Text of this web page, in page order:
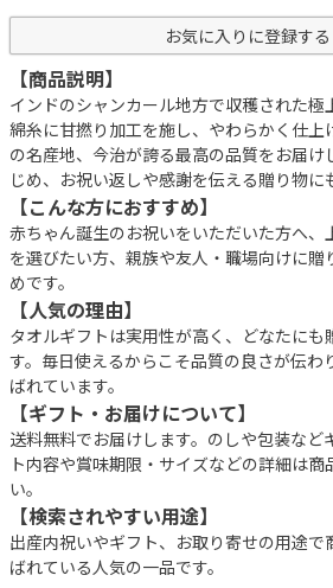
お気に入りに登録する
【商品説明】
インドのシャンカール地方で収穫された
綿糸に甘撚り加工を施し、やわらかく仕上
の名産地、今治が誇る最高の品質をお届け
じめ、お祝い返しや感謝を伝える贈り物に
【こんな方におすすめ】
赤ちゃん誕生のお祝いをいただいた方へ、
を選びたい方、親族や友人・職場向けに贈
めです。
【人気の理由】
タオルギフトは実用性が高く、どなたにも
す。毎日使えるからこそ品質の良さが伝わ
ばれています。
【ギフト・お届けについて】
送料無料でお届けします。のしや包装など
ト内容や賞味期限・サイズなどの詳細は
い。
【検索されやすい用途】
出産内祝いやギフト、お取り寄せの用途
ばれている人気の一品です。